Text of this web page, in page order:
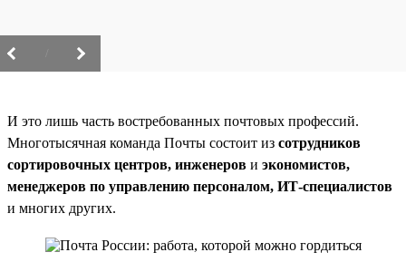
И это лишь часть востребованных почтовых профессий.
Многотысячная команда Почты состоит из сотрудников
сортировочных центров, инженеров и экономистов,
менеджеров по управлению персоналом, ИТ-специалистов
и многих других.